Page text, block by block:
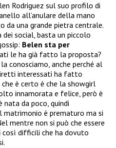
Rodriguez sul suo profilo di
all’anulare della mano
da una grande pietra centrale.
dei social, basta un piccolo
Belen sta per
le ha già fatto la proposta?
conosciamo, anche perché al
interessati ha fatto
è certo è che la showgirl
innamorata e felice, però è
nata da poco, quindi
matrimonio è prematuro ma si
mentre non si può che essere
difficili che ha dovuto